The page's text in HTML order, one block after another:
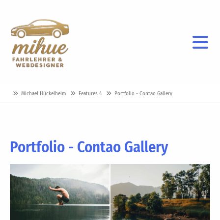
Michael Hückelheim Features 4 Portfolio - Contao Gallery
Portfolio - Contao Gallery